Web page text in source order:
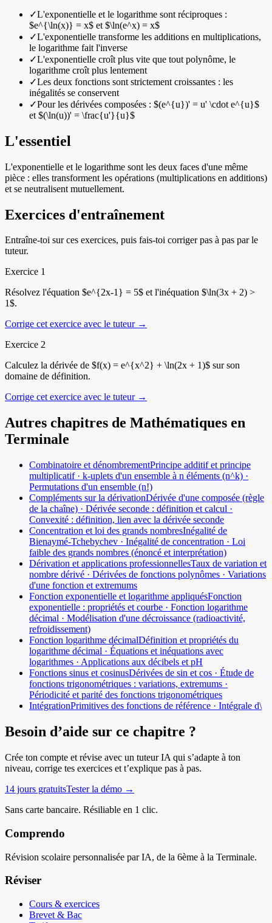
✓L'exponentielle et le logarithme sont réciproques :
$e^{\ln(x)} = x$ et $\ln(e^x) = x$
✓L'exponentielle transforme les additions en multiplications,
le logarithme fait l'inverse
✓L'exponentielle croît plus vite que tout polynôme, le
logarithme croît plus lentement
✓Les deux fonctions sont strictement croissantes : les
inégalités se conservent
✓Pour les dérivées composées : $(e^{u})' = u' \cdot e^{u}$
et $(\ln(u))' = \frac{u'}{u}$
L'essentiel
L'exponentielle et le logarithme sont les deux faces d'une même
pièce : elles transforment les opérations (multiplications en additions)
et se neutralisent mutuellement.
Exercices d'entraînement
Entraîne-toi sur ces exercices, puis fais-toi corriger pas à pas par le
tuteur.
Exercice 1
Résolvez l'équation $e^{2x-1} = 5$ et l'inéquation $\ln(3x + 2) >
1$.
Corrige cet exercice avec le tuteur →
Exercice 2
Calculez la dérivée de $f(x) = e^{x^2} + \ln(2x + 1)$ sur son
domaine de définition.
Corrige cet exercice avec le tuteur →
Autres chapitres de Mathématiques en
Terminale
Combinatoire et dénombrementPrincipe additif et principe
multiplicatif · k-uplets d'un ensemble à n éléments (n^k) ·
Permutations d'un ensemble (n!)
Compléments sur la dérivationDérivée d'une composée (règle
de la chaîne) · Dérivée seconde : définition et calcul ·
Convexité : définition, lien avec la dérivée seconde
Concentration et loi des grands nombresInégalité de
Bienaymé-Tchebychev · Inégalité de concentration · Loi
faible des grands nombres (énoncé et interprétation)
Dérivation et applications professionnellesTaux de variation et
nombre dérivé · Dérivées de fonctions polynômes · Variations
d'une fonction et extremums
Fonction exponentielle et logarithme appliquésFonction
exponentielle : propriétés et courbe · Fonction logarithme
décimal · Modélisation d'une décroissance (radioactivité,
refroidissement)
Fonction logarithme décimalDéfinition et propriétés du
logarithme décimal · Équations et inéquations avec
logarithmes · Applications aux décibels et pH
Fonctions sinus et cosinusDérivées de sin et cos · Étude de
fonctions trigonométriques : variations, extremums ·
Périodicité et parité des fonctions trigonométriques
IntégrationPrimitives des fonctions de référence · Intégrale d\
Besoin d’aide sur ce chapitre ?
Crée ton compte et révise avec un tuteur IA qui s’adapte à ton
niveau, corrige tes exercices et t’explique pas à pas.
14 jours gratuitsTester la démo →
Sans carte bancaire. Résiliable en 1 clic.
Comprendo
Révision scolaire personnalisée par IA, de la 6ème à la Terminale.
Réviser
Cours & exercices
Brevet & Bac